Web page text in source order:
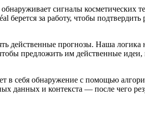
сигналы косметических
берется за работу, чтобы подтвердить
действенные прогнозы. Наша логика
предложить им действенные идеи,
в себя обнаружение с помощью
данных и контекста — после чего